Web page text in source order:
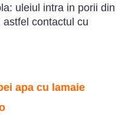
uleiul intra in porii din
contactul cu
apa cu lamaie